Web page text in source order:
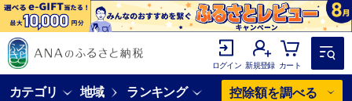
ログイン 新規登録 カート
カテゴリ 地域 ランキング 控除額を調べる